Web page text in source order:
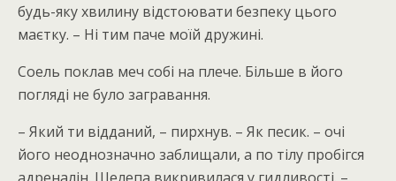
будь-яку хвилину відстоювати безпеку цього
маєтку. – Ні тим паче моїй дружині.
Соель поклав меч собі на плече. Більше в його
погляді не було загравання.
– Який ти відданий, – пирхнув. – Як песик. – очі
його неоднозначно заблищали, а по тілу пробігся